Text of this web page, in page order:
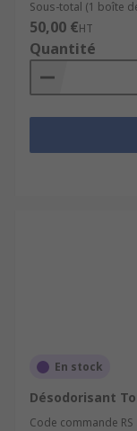
Sous-total (1 boîte
50,00 €HT
Quantité
En stock
Désodorisant
Code commande RS